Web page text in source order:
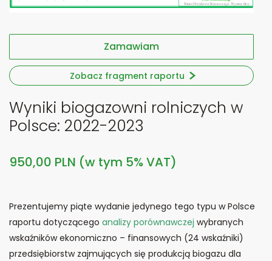
Zamawiam
Zobacz fragment raportu
Wyniki biogazowni rolniczych w
Polsce: 2022-2023
950,00 PLN (w tym 5% VAT)
Prezentujemy piąte wydanie jedynego tego typu w Polsce
raportu dotyczącego analizy porównawczej wybranych
wskaźników ekonomiczno – finansowych (24 wskaźniki)
przedsiębiorstw zajmujących się produkcją biogazu dla